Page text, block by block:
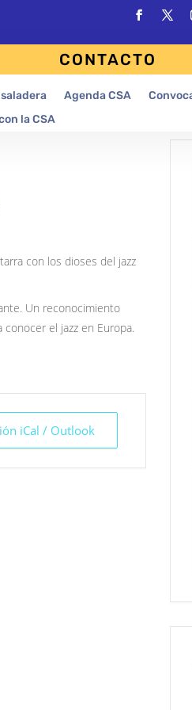
CONTACTO
Agenda CSA
la CSA
con los dioses del jazz
Un reconocimiento
el jazz en Europa.
iCal / Outlook